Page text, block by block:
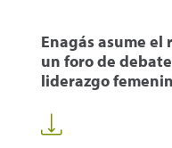
Enagás asume el
un foro de
liderazgo